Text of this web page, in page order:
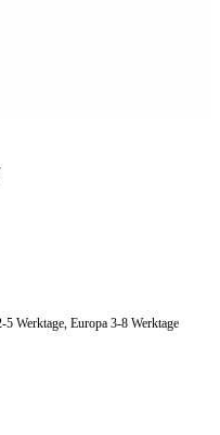
Werktage, Europa 3-8 Werktage